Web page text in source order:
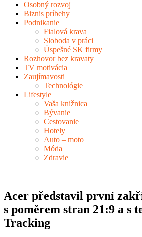
Osobný rozvoj
Biznis príbehy
Podnikanie
Fialová krava
Sloboda v práci
Úspešné SK firmy
Rozhovor bez kravaty
TV motivácia
Zaujímavosti
Technológie
Lifestyle
Vaša knižnica
Bývanie
Cestovanie
Hotely
Auto – moto
Móda
Zdravie
Acer představil první
s poměrem stran 21:9 a s
Tracking